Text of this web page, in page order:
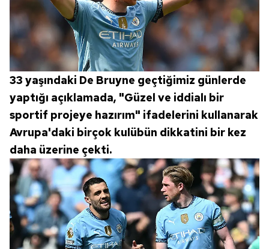
33 yaşındaki De Bruyne geçtiğimiz günlerde
yaptığı açıklamada, "Güzel ve iddialı bir
sportif projeye hazırım" ifadelerini kullanarak
Avrupa'daki birçok kulübün dikkatini bir kez
daha üzerine çekti.